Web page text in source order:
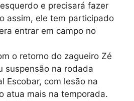
e precisará fazer
assim, ele tem participado
entrar em campo no
o retorno do zagueiro Zé
suspensão na rodada
Escobar, com lesão na
atua mais na temporada.